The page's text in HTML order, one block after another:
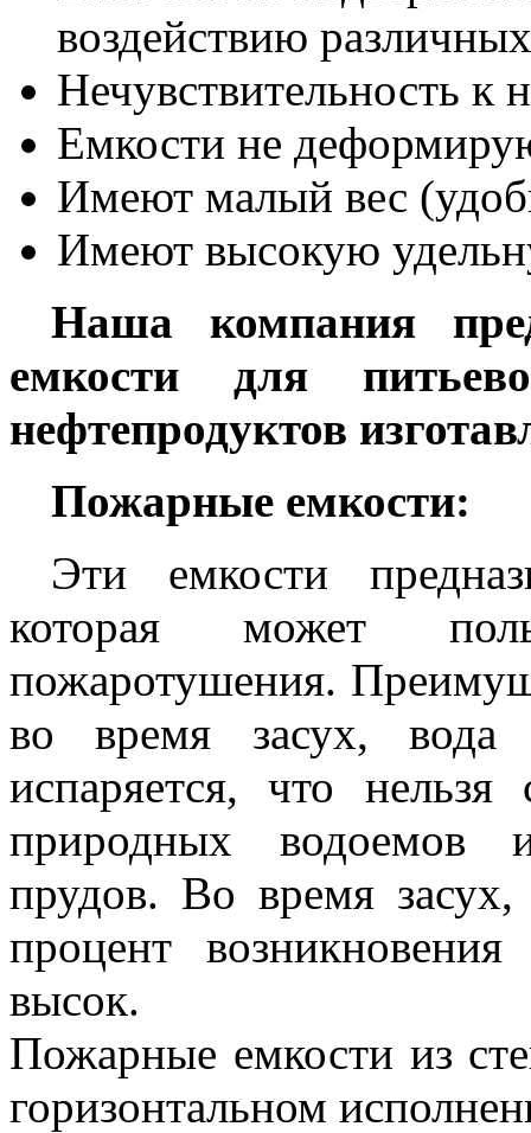
воздействию
Нечувствительность к
Емкости не
Имеют малый вес
Имеют высокую
Наша компания
емкости для
нефтепродуктов
Пожарные емкости:
Эти емкости
которая может
пожаротушения.
во время засух, вода
испаряется, что
природных водоемов
прудов. Во время
процент
высок.
Пожарные емкости из
горизонтальном